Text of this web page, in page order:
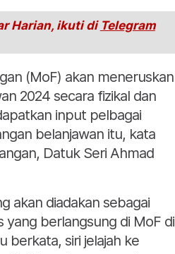
Harian, ikuti di Telegram
(MoF) akan meneruskan
2024 secara fizikal dan
input pelbagai
belanjawan itu, kata
Datuk Seri Ahmad
akan diadakan sebagai
yang berlangsung di MoF di
berkata, siri jelajah ke